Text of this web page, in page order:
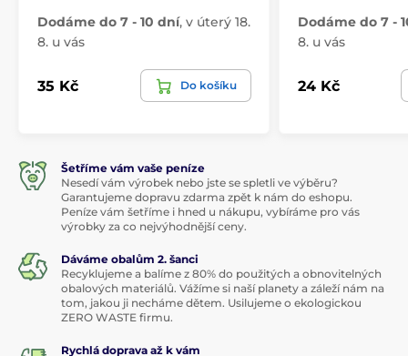
Dodáme do 7 - 10 dní, v úterý 18.
8. u vás
35 Kč Do košíku
Dodáme do 7 -
8. u vás
24 Kč
Šetříme vám vaše peníze
Nesedí vám výrobek nebo jste se spletli ve výběru?
Garantujeme dopravu zdarma zpět k nám do eshopu.
Peníze vám šetříme i hned u nákupu, vybíráme pro vás
výrobky za co nejvýhodnější ceny.
Dáváme obalům 2. šanci
Recyklujeme a balíme z 80% do použitých a obnovitelných
obalových materiálů. Vážíme si naší planety a záleží nám na
tom, jakou ji necháme dětem. Usilujeme o ekologickou
ZERO WASTE firmu.
Rychlá doprava až k vám